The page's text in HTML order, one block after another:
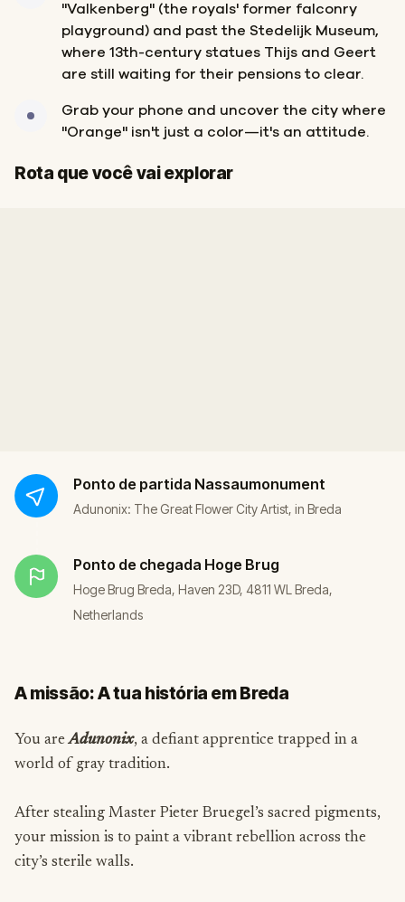
"Valkenberg" (the royals' former falconry
playground) and past the Stedelijk Museum,
where 13th-century statues Thijs and Geert
are still waiting for their pensions to clear.
Grab your phone and uncover the city where
"Orange" isn't just a color—it's an attitude.
Rota que você vai explorar
Início
Fim
Ponto de partida Nassaumonument
Adunonix: The Great Flower City Artist, in Breda
Ponto de chegada Hoge Brug
Hoge Brug Breda, Haven 23D, 4811 WL Breda,
Netherlands
A missão: A tua história em Breda
You areAdunonix, a defiant apprentice trapped in a
world of gray tradition.
After stealing Master Pieter Bruegel’s sacred pigments,
your mission is to paint a vibrant rebellion across the
city’s sterile walls.